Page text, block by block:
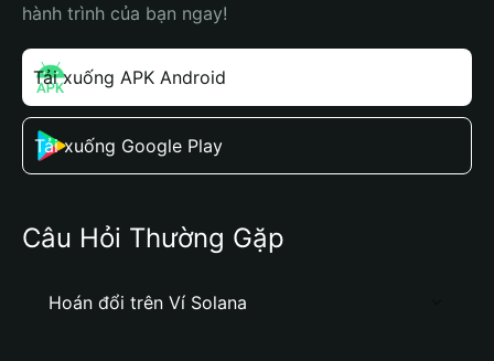
hành trình của bạn ngay!
Tải xuống APK Android
Tải xuống Google Play
Câu Hỏi Thường Gặp
Hoán đổi trên Ví Solana